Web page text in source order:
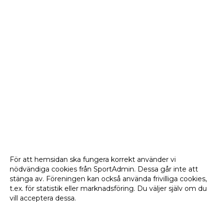
För att hemsidan ska fungera korrekt använder vi
nödvändiga cookies från SportAdmin. Dessa går inte att
stänga av. Föreningen kan också använda frivilliga cookies,
t.ex. för statistik eller marknadsföring. Du väljer själv om du
vill acceptera dessa.